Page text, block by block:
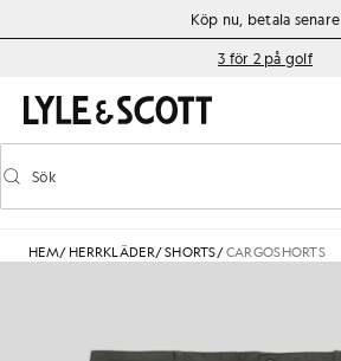
Gå direkt till huvudinnehållet
Information om tillgänglighetKöp nu, betala senare
3 för 2 på golf
Aktivera/inaktivera prediktiv sökning
Sök
HEM/ HERRKLÄDER/SHORTS/CARGOSHORTS